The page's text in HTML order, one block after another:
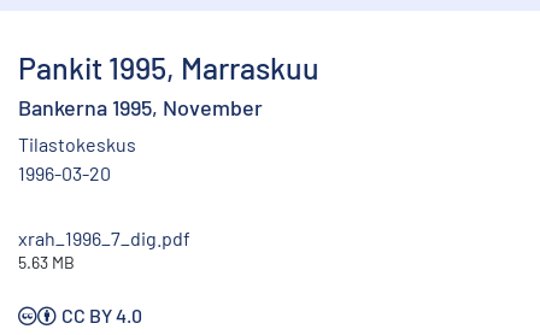
Pankit 1995, Marraskuu
Bankerna 1995, November
Tilastokeskus
1996-03-20
xrah_1996_7_dig.pdf
5.63 MB
CC BY 4.0